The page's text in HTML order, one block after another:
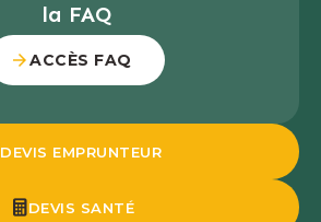
la FAQ
ACCÈS FAQ
DEVIS EMPRUNTEUR
DEVIS SANTÉ